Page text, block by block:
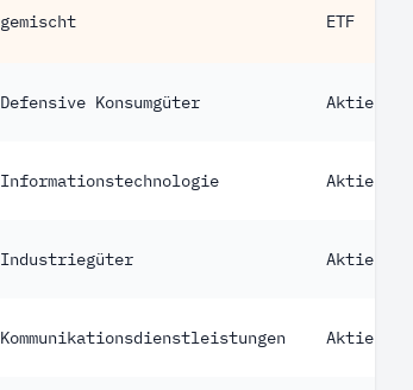
gemischt ETF
Defensive Konsumgüter Aktie
Informationstechnologie Aktie
Industriegüter Aktie
Kommunikationsdienstleistungen Aktie